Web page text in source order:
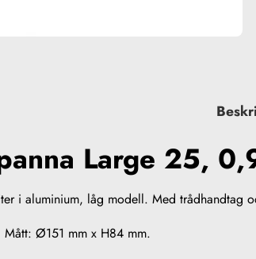
Large 25,
i aluminium, låg modell. Med trådhandtag
Ø151 mm x H84 mm.